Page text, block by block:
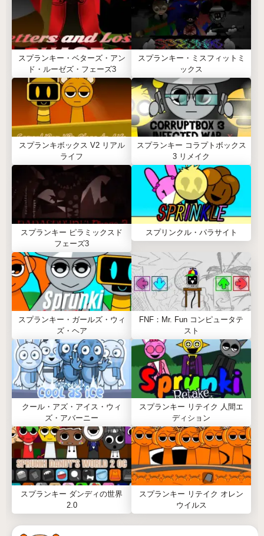
スプランキー・ベターズ・アン
ド・ルーゼズ・フェーズ3
スプランキー・ミスフィットミ
ックス
スプランキボックス V2 リアル
ライフ
スプランキー コラプトボックス
3 リメイク
スプランキー ピラミックスド
フェーズ3
スプリンクル・パラサイト
スプランキー・ガールズ・ウィ
ズ・ヘア
FNF：Mr. Fun コンピュータテ
スト
クール・アズ・アイス・ウィ
ズ・アバーニー
スプランキー リテイク 人間エ
ディション
スプランキー ダンディの世界
2.0
スプランキー リテイク オレン
ウイルス